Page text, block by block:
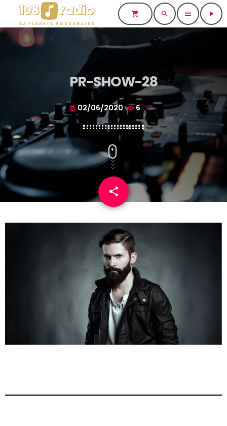
shopping_cart search menu play_arrow
PR-SHOW-28
today 02/06/2020 6
share
email